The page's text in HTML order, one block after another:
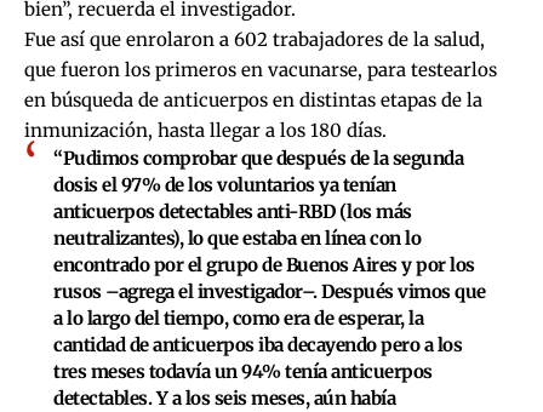
bien”, recuerda el investigador.
Fue así que enrolaron a 602 trabajadores de la salud,
que fueron los primeros en vacunarse, para testearlos
en búsqueda de anticuerpos en distintas etapas de la
inmunización, hasta llegar a los 180 días.
“Pudimos comprobar que después de la segunda
dosis el 97% de los voluntarios ya tenían
anticuerpos detectables anti-RBD (los más
neutralizantes), lo que estaba en línea con lo
encontrado por el grupo de Buenos Aires y por los
rusos –agrega el investigador–. Después vimos que
a lo largo del tiempo, como era de esperar, la
cantidad de anticuerpos iba decayendo pero a los
tres meses todavía un 94% tenía anticuerpos
detectables. Y a los seis meses, aún había